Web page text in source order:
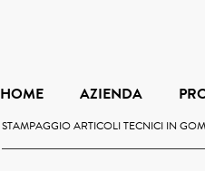
HOME AZIENDA
STAMPAGGIO ARTICOLI TECNICI IN